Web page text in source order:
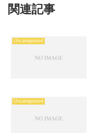
関連記事
Uncategorized
Uncategorized